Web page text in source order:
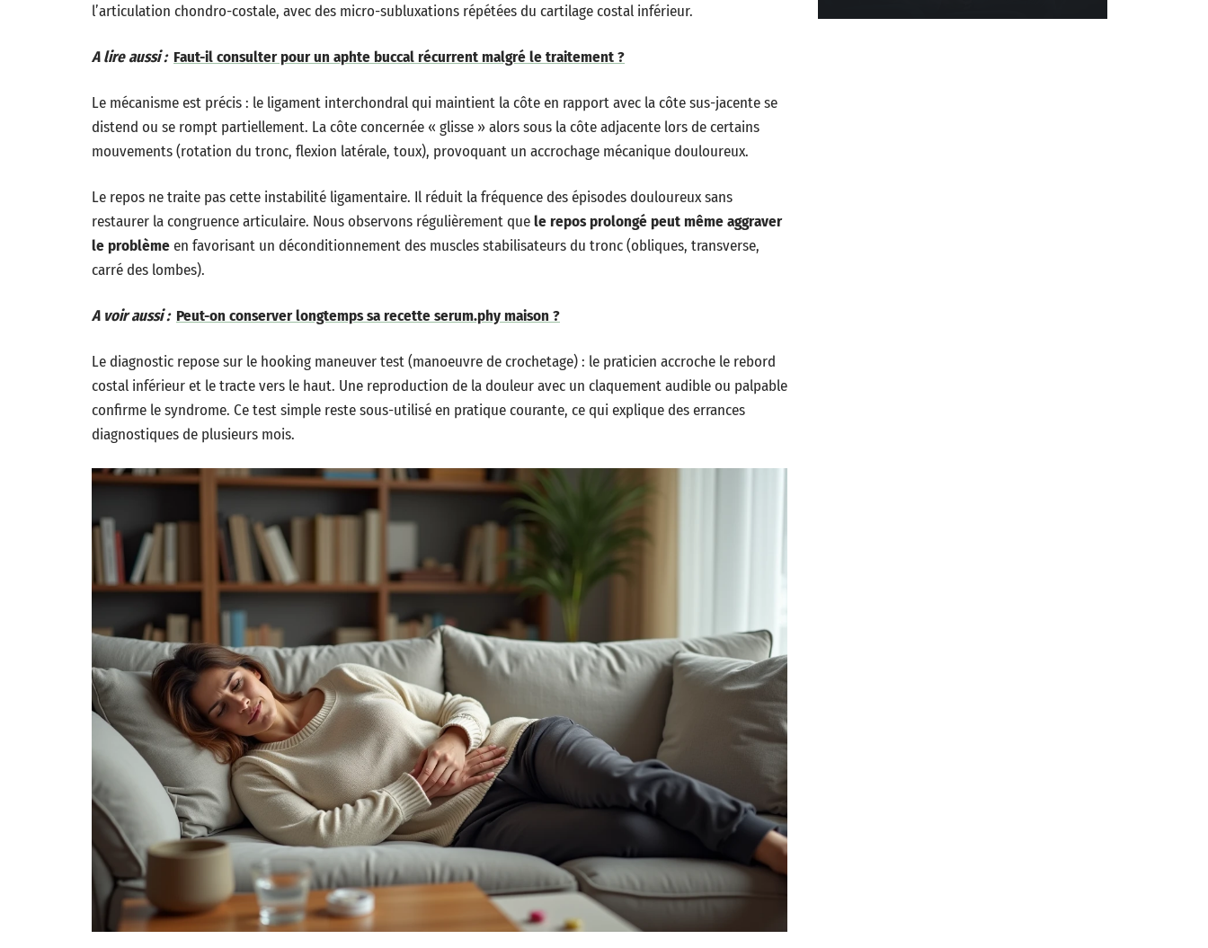
l’articulation chondro-costale, avec des micro-subluxations répétées du cartilage costal inférieur.
A lire aussi : Faut-il consulter pour un aphte buccal récurrent malgré le traitement ?
Le mécanisme est précis : le ligament interchondral qui maintient la côte en rapport avec la côte sus-jacente se
distend ou se rompt partiellement. La côte concernée « glisse » alors sous la côte adjacente lors de certains
mouvements (rotation du tronc, flexion latérale, toux), provoquant un accrochage mécanique douloureux.
Le repos ne traite pas cette instabilité ligamentaire. Il réduit la fréquence des épisodes douloureux sans
restaurer la congruence articulaire. Nous observons régulièrement quele repos prolongé peut même aggraver
le problèmeen favorisant un déconditionnement des muscles stabilisateurs du tronc (obliques, transverse,
carré des lombes).
A voir aussi : Peut-on conserver longtemps sa recette serum.phy maison ?
Le diagnostic repose sur le hooking maneuver test (manoeuvre de crochetage) : le praticien accroche le rebord
costal inférieur et le tracte vers le haut. Une reproduction de la douleur avec un claquement audible ou palpable
confirme le syndrome. Ce test simple reste sous-utilisé en pratique courante, ce qui explique des errances
diagnostiques de plusieurs mois.